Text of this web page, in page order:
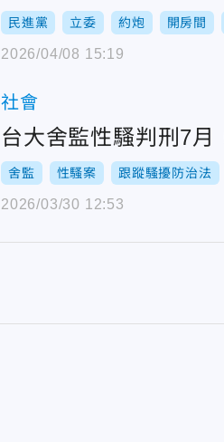
民進黨 立委 約炮 開房間
2026/04/08 15:19
社會
台大舍監性騷判刑7
舍監 性騷案 跟蹤騷擾防治法
2026/03/30 12:53